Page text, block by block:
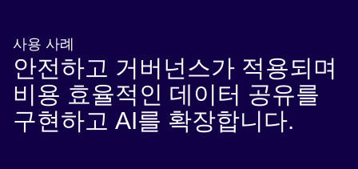
사용 사례
안전하고 거버넌스가 적용되며
비용 효율적인 데이터 공유를
구현하고 AI를 확장합니다.